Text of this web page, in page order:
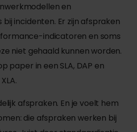
en
bij incidenten. Er zijn afspraken
indicatoren en soms
niet gehaald kunnen worden.
paper in een SLA, DAP en
afspraken. En je voelt hem
die afspraken werken bij